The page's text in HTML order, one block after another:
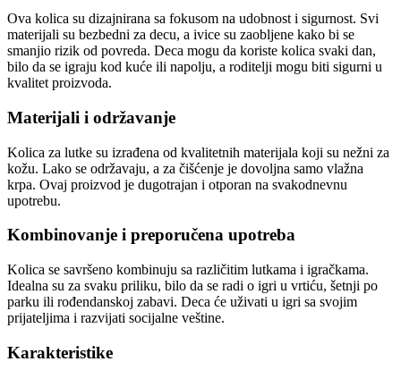
Ova kolica su dizajnirana sa fokusom na udobnost i sigurnost. Svi
materijali su bezbedni za decu, a ivice su zaobljene kako bi se
smanjio rizik od povreda. Deca mogu da koriste kolica svaki dan,
bilo da se igraju kod kuće ili napolju, a roditelji mogu biti sigurni u
kvalitet proizvoda.
Materijali i održavanje
Kolica za lutke su izrađena od kvalitetnih materijala koji su nežni za
kožu. Lako se održavaju, a za čišćenje je dovoljna samo vlažna
krpa. Ovaj proizvod je dugotrajan i otporan na svakodnevnu
upotrebu.
Kombinovanje i preporučena upotreba
Kolica se savršeno kombinuju sa različitim lutkama i igračkama.
Idealna su za svaku priliku, bilo da se radi o igri u vrtiću, šetnji po
parku ili rođendanskoj zabavi. Deca će uživati u igri sa svojim
prijateljima i razvijati socijalne veštine.
Karakteristike